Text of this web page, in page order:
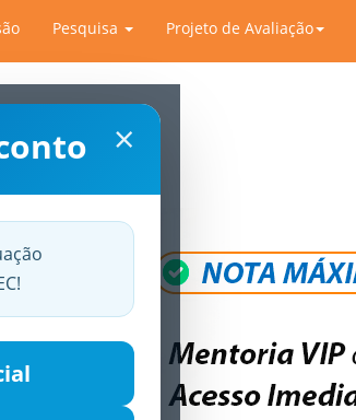
Pesquisa Projeto de Avaliação
×